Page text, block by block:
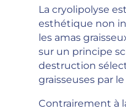
La cryolipolyse
esthétique non
les amas
sur un principe
destruction
graisseuses par
Contrairement à